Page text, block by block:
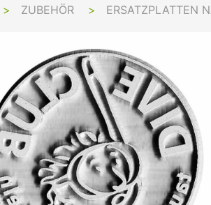
OVAL
LINE
DATER
SETZEN
COLOP GREEN
COLOP GREEN
COLOP EXPERT
COLOP POCKET
COLOP STAMP
COLOP CLASSIC
COLOP CLASSIC
HOLZSTEMPEL OVAL
TRODAT
> ZUBEHÖR > ERSATZPLATTEN